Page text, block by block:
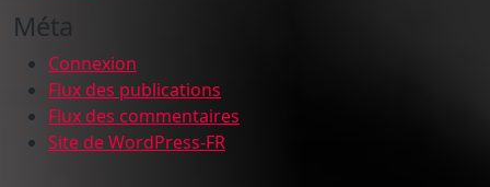
Méta
Connexion
Flux des publications
Flux des commentaires
Site de WordPress-FR